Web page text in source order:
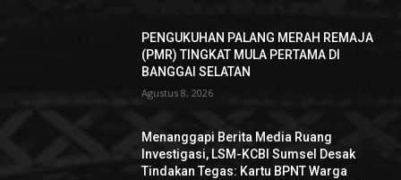
PENGUKUHAN PALANG MERAH REMAJA
(PMR) TINGKAT MULA PERTAMA DI
BANGGAI SELATAN
Agustus 8, 2026
Menanggapi Berita Media Ruang
Investigasi, LSM-KCBI Sumsel Desak
Tindakan Tegas: Kartu BPNT Warga